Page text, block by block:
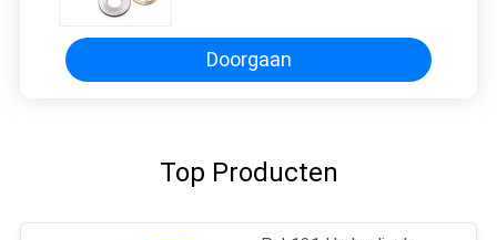
Graafwerktuig van Kit For Hitachi
EX400Doorgaan
Top Producten